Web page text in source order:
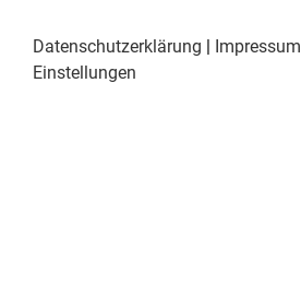
Datenschutzerklärung | Impressum
Einstellungen